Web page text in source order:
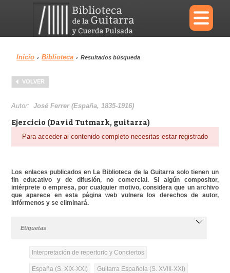
×
Menu
Biblioteca
Inicio › Biblioteca › Resultados búsqueda
VOLVER
Autor:José Ferrer (España, 1835-1916)
Ejercicio (David Tutmark, guitarra)
Para acceder al contenido completo necesitas estar registrado
Los enlaces publicados en La Biblioteca de la Guitarra solo tienen un
fin educativo y de difusión, no comercial. Si algún compositor,
intérprete o empresa, por cualquier motivo, considera que un archivo
que aparece en esta página web vulnera los derechos de autor,
infórmenos y se eliminará.
Etiquetas
Interpretación de repertorio y Conciertos
España (S. XIX-XXI) Guitarra Española (S. XVIII-XXI)